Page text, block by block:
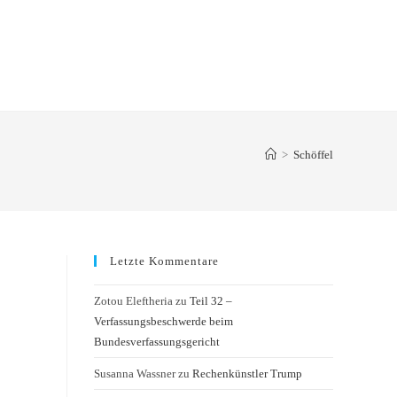
> Schöffel
Letzte Kommentare
Zotou Eleftheria zu Teil 32 –
Verfassungsbeschwerde beim
Bundesverfassungsgericht
Susanna Wassnerzu Rechenkünstler Trump